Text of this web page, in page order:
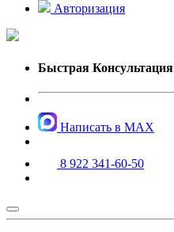
Авторизация
Быстрая Консультация
Написать в MAX
8 922 341-60-50